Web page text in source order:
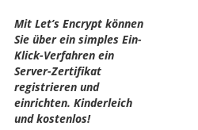
Mit Let’s Encrypt können
Sie über ein simples Ein-
Klick-Verfahren ein
Server-Zertifikat
registrieren und
einrichten. Kinderleich
und kostenlos!